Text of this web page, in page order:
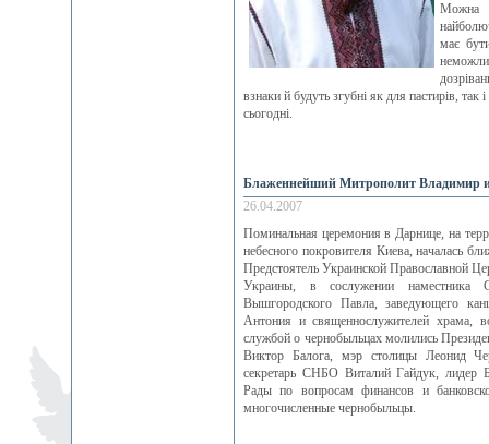
Можна
має
взнаки й будуть згубні як для пастирів, так
сьогодні.
Блаженнейший Митрополит Владимир и
26.04.2007
Поминальная церемония в Дарнице, на
небесного покровителя Киева, началась
Предстоятель Украинской Православной
Украины, в сослужении наместника
Вышгородского Павла, заведующего
Антония и священнослужителей храма,
службой о чернобыльцах молились
Виктор Балога, мэр столицы Леонид
секретарь СНБО Виталий Гайдук, лидер
Рады по вопросам финансов и
многочисленные чернобыльцы.